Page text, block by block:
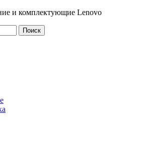
и комплектующие Lenovo